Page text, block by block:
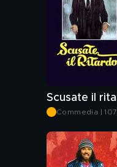
Commedia | 107